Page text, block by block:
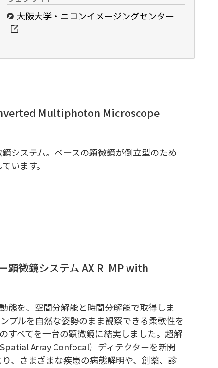
大阪大学・ニコンイメージングセンター
Multiphoton Microscope
システム。ベースの顕微鏡が倒立型のため
います。
顕微鏡システム AX R MP with
態を、空間分解能と時間分解能で取得しま
プルを自然な姿勢のまま観察できる柔軟性を
すべてを一台の顕微鏡に結実しました。超解
Array Confocal）ディテクターを新開
、さまざまな疾患の病態解明や、創薬、診